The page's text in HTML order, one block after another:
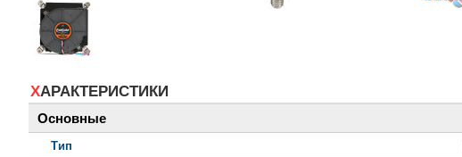
ХАРАКТЕРИСТИКИ
Основные
Тип